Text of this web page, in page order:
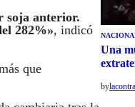
soja anterior.
282%», indicó
que
Una
by